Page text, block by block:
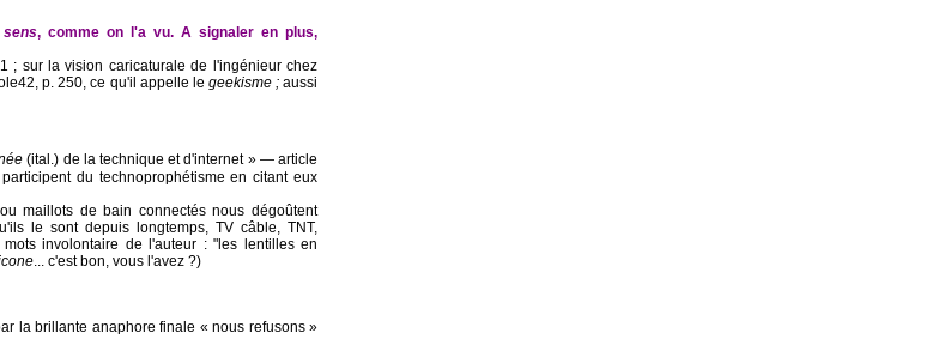
, comme on l'a vu. A signaler en plus,
; sur la vision caricaturale de l'ingénieur chez
p. 250, ce qu'il appelle le geekisme ;aussi
(ital.) de la technique et d'internet » ― article
du technoprophétisme en citant eux
maillots de bain connectés nous dégoûtent
le sont depuis longtemps, TV câble, TNT,
involontaire de l'auteur : "les lentilles en
... c'est bon, vous l'avez ?)
la brillante anaphore finale « nous refusons »